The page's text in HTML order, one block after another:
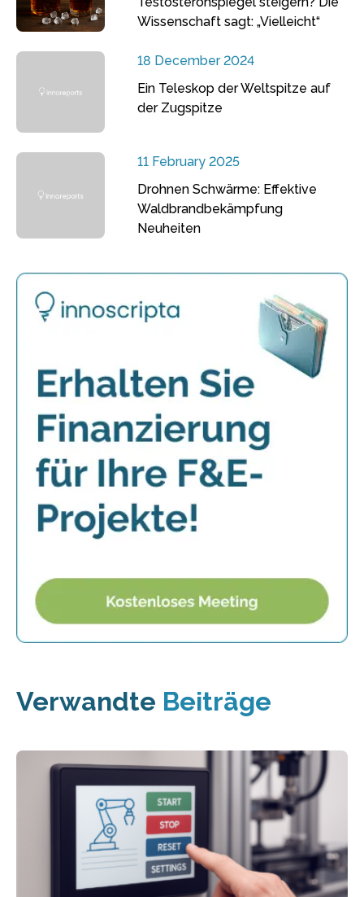
Wissenschaft sagt: „Vielleicht“
18 December 2024
Ein Teleskop der Weltspitze auf
der Zugspitze
11 February 2025
Drohnen Schwärme: Effektive
Waldbrandbekämpfung
Neuheiten
Verwandte Beiträge